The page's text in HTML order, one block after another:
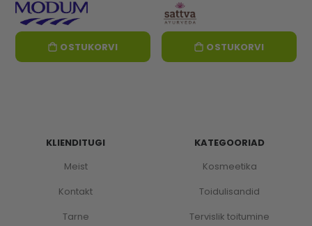
OSTUKORVI OSTUKORVI
KLIENDITUGI
Meist
Kontakt
Tarne
KATEGOORIAD
Kosmeetika
Toidulisandid
Tervislik toitumine